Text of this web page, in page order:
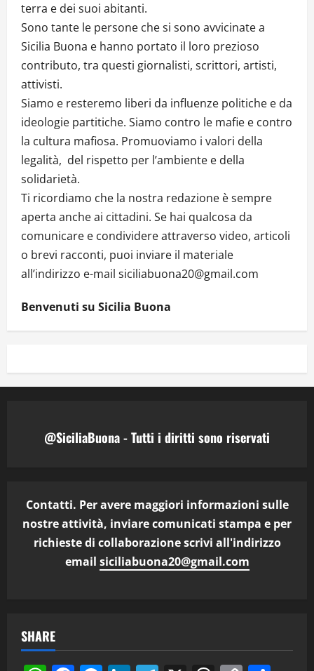
terra e dei suoi abitanti.
Sono tante le persone che si sono avvicinate a
Sicilia Buona e hanno portato il loro prezioso
contributo, tra questi giornalisti, scrittori, artisti,
attivisti.
Siamo e resteremo liberi da influenze politiche e da
ideologie partitiche. Siamo contro le mafie e contro
la cultura mafiosa. Promuoviamo i valori della
legalità, del rispetto per l’ambiente e della
solidarietà.
Ti ricordiamo che la nostra redazione è sempre
aperta anche ai cittadini. Se hai qualcosa da
comunicare e condividere attraverso video, articoli
o brevi racconti, puoi inviare il materiale
all’indirizzo e-mail siciliabuona20@gmail.com
Benvenuti su Sicilia Buona
@SiciliaBuona - Tutti i diritti sono riservati
Contatti. Per avere maggiori informazioni sulle
nostre attività, inviare comunicati stampa e per
richieste di collaborazione scrivi all'indirizzo
email siciliabuona20@gmail.com
SHARE